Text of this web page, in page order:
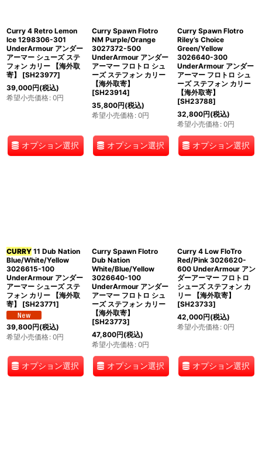
Curry 4 Retro Lemon
Ice 1298306-301
UnderArmour アンダー
アーマー シューズ ステ
フォン カリー 【海外取
寄】
[SH23977]
39,000円(税込)
希望小売価格: 0円
オプション選択
Curry Spawn Flotro
NM Purple/Orange
3027372-500
UnderArmour アンダー
アーマー フロトロ シュ
ーズ ステフォン カリー
【海外取寄】
[SH23914]
35,800円(税込)
希望小売価格: 0円
オプション選択
Curry Spawn Flotro
Riley’s Choice
Green/Yellow
3026640-300
UnderArmour アンダー
アーマー フロトロ シュ
ーズ ステフォン カリー
【海外取寄】
[SH23788]
32,800円(税込)
希望小売価格: 0円
オプション選択
CURRY 11 Dub Nation
Blue/White/Yellow
3026615-100
UnderArmour アンダー
アーマー シューズ ステ
フォン カリー 【海外取
寄】
[SH23771]
39,800円(税込)
希望小売価格: 0円
オプション選択
Curry Spawn Flotro
Dub Nation
White/Blue/Yellow
3026640-100
UnderArmour アンダー
アーマー フロトロ シュ
ーズ ステフォン カリー
【海外取寄】
[SH23773]
47,800円(税込)
希望小売価格: 0円
オプション選択
Curry 4 Low FloTro
Red/Pink 3026620-
600 UnderArmour アン
ダーアーマー フロトロ
シューズ ステフォン カ
リー 【海外取寄】
[SH23733]
42,000円(税込)
希望小売価格: 0円
オプション選択